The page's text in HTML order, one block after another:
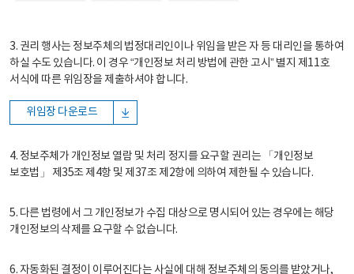
3. 권리 행사는 정보주체의 법정대리인이나 위임을 받은 자 등 대리인을 통하여
하실 수도 있습니다. 이 경우 “개인정보 처리 방법에 관한 고시” 별지 제11호
서식에 따른 위임장을 제출하셔야 합니다.
위임장 다운로드
4. 정보주체가 개인정보 열람 및 처리 정지를 요구할 권리는 「개인정보
보호법」 제35조 제4항 및 제37조 제2항에 의하여 제한될 수 있습니다.
5. 다른 법령에서 그 개인정보가 수집 대상으로 명시되어 있는 경우에는 해당
개인정보의 삭제를 요구할 수 없습니다.
6. 자동화된 결정이 이루어진다는 사실에 대해 정보주체의 동의를 받았거나,